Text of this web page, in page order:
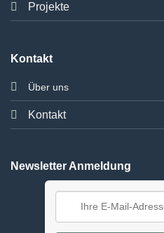
Projekte
Kontakt
Über uns
Kontakt
Newsletter Anmeldung